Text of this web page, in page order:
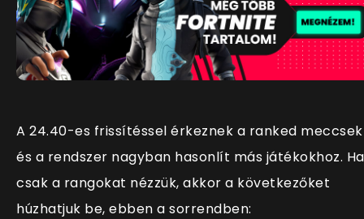
A 24.40-es frissítéssel érkeznek a ranked meccsek
és a rendszer nagyban hasonlít más játékokhoz. Ha
csak a rangokat nézzük, akkor a következőket
húzhatjuk be, ebben a sorrendben: